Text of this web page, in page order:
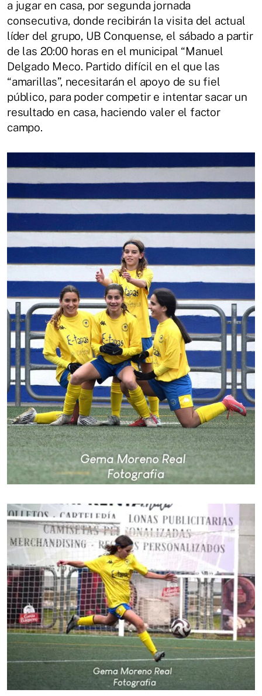
a jugar en casa, por segunda jornada
consecutiva, donde recibirán la visita del actual
líder del grupo, UB Conquense, el sábado a partir
de las 20:00 horas en el municipal “Manuel
Delgado Meco. Partido difícil en el que las
“amarillas”, necesitarán el apoyo de su fiel
público, para poder competir e intentar sacar un
resultado en casa, haciendo valer el factor
campo.